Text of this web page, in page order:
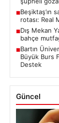
■Beşiktaş’ın
rotası: Real
■Dış Mekan
bahçe
■Bartın
Büyük Burs
Destek
Güncel